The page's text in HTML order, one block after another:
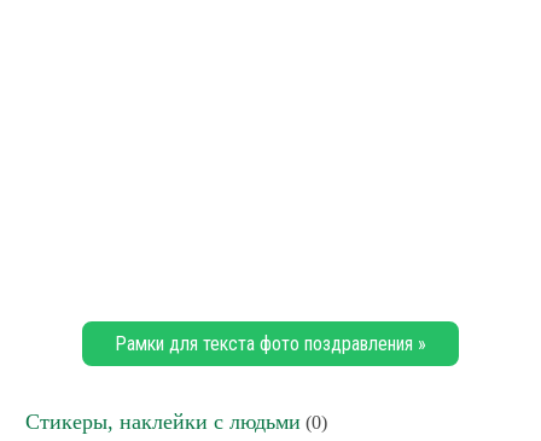
Рамки для текста фото поздравления »
Стикеры, наклейки с людьми (0)